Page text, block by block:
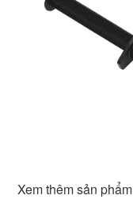
Xem thêm sản phẩm